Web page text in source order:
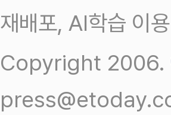
재배포, AI학습 이
Copyright 2006.